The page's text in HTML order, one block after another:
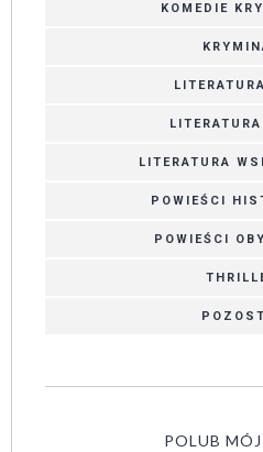
KOMEDIE
LITERATURA
POWIEŚCI
POWIEŚCI
POLUB MÓJ